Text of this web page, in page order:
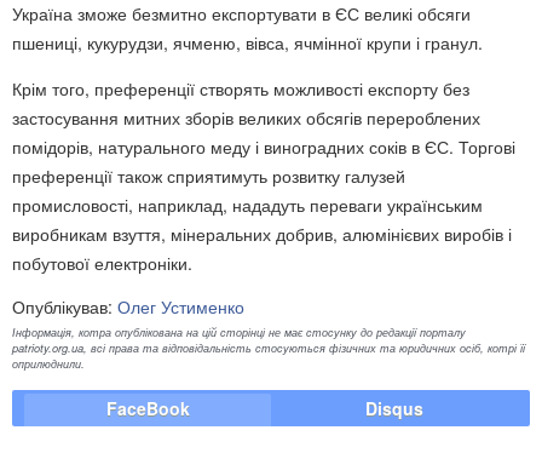
Україна зможе безмитно експортувати в ЄС великі обсяги
пшениці, кукурудзи, ячменю, вівса, ячмінної крупи і гранул.
Крім того, преференції створять можливості експорту без
застосування митних зборів великих обсягів перероблених
помідорів, натурального меду і виноградних соків в ЄС. Торгові
преференції також сприятимуть розвитку галузей
промисловості, наприклад, нададуть переваги українським
виробникам взуття, мінеральних добрив, алюмінієвих виробів і
побутової електроніки.
Опублікував: Олег Устименко
Інформація, котра опублікована на цій сторінці не має стосунку до редакції порталу
patrioty.org.ua, всі права та відповідальність стосуються фізичних та юридичних осіб, котрі її
оприлюднили.
FaceBook Disqus